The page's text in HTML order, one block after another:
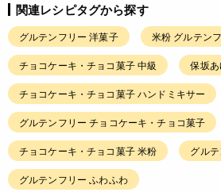
関連レシピタグから探す
グルテンフリー 洋菓子 米粉 グルテン
チョコケーキ・チョコ菓子 中級 保坂
チョコケーキ・チョコ菓子 ハンドミキサー
グルテンフリー チョコケーキ・チョコ菓子
チョコケーキ・チョコ菓子 米粉 グル
グルテンフリー ふわふわ